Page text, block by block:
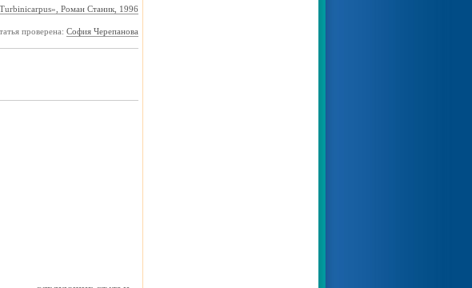
Роман Станик, 1996
проверена: София Черепанова